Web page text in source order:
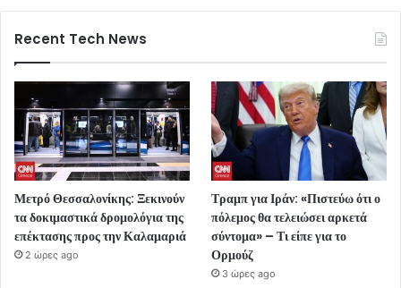
Recent Tech News
Μετρό Θεσσαλονίκης: Ξεκινούν
τα δοκιμαστικά δρομολόγια της
επέκτασης προς την Καλαμαριά
2 ώρες ago
Τραμπ για Ιράν: «Πιστεύω ότι ο
πόλεμος θα τελειώσει αρκετά
σύντομα» – Τι είπε για το
Ορμούζ
3 ώρες ago